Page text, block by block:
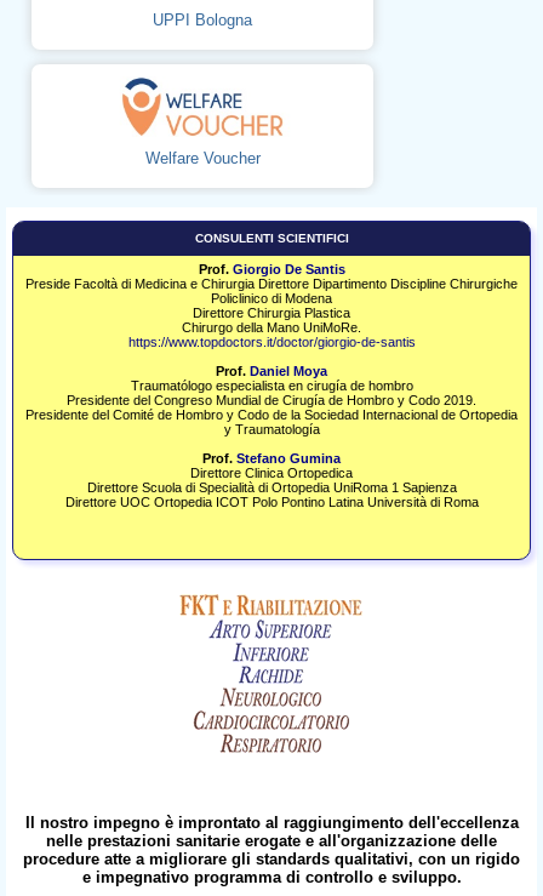
UPPI Bologna
Welfare Voucher
CONSULENTI SCIENTIFICI
Prof. Giorgio De Santis
Preside Facoltà di Medicina e Chirurgia Direttore Dipartimento Discipline Chirurgiche
Policlinico di Modena
Direttore Chirurgia Plastica
Chirurgo della Mano UniMoRe.
https://www.topdoctors.it/doctor/giorgio-de-santis
Prof. Daniel Moya
Traumatólogo especialista en cirugía de hombro
Presidente del Congreso Mundial de Cirugía de Hombro y Codo 2019.​
Presidente del Comité de Hombro y Codo de la Sociedad Internacional de Ortopedia
y Traumatología
Prof. Stefano Gumina
Direttore Clinica Ortopedica
Direttore Scuola di Specialità di Ortopedia UniRoma 1 Sapienza
Direttore UOC Ortopedia ICOT Polo Pontino Latina Università di Roma
Il nostro impegno è improntato al raggiungimento dell'eccellenza
nelle prestazioni sanitarie erogate e all'organizzazione delle
procedure atte a migliorare gli standards qualitativi, con un rigido
e impegnativo programma di controllo e sviluppo.